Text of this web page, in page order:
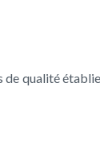
de qualité